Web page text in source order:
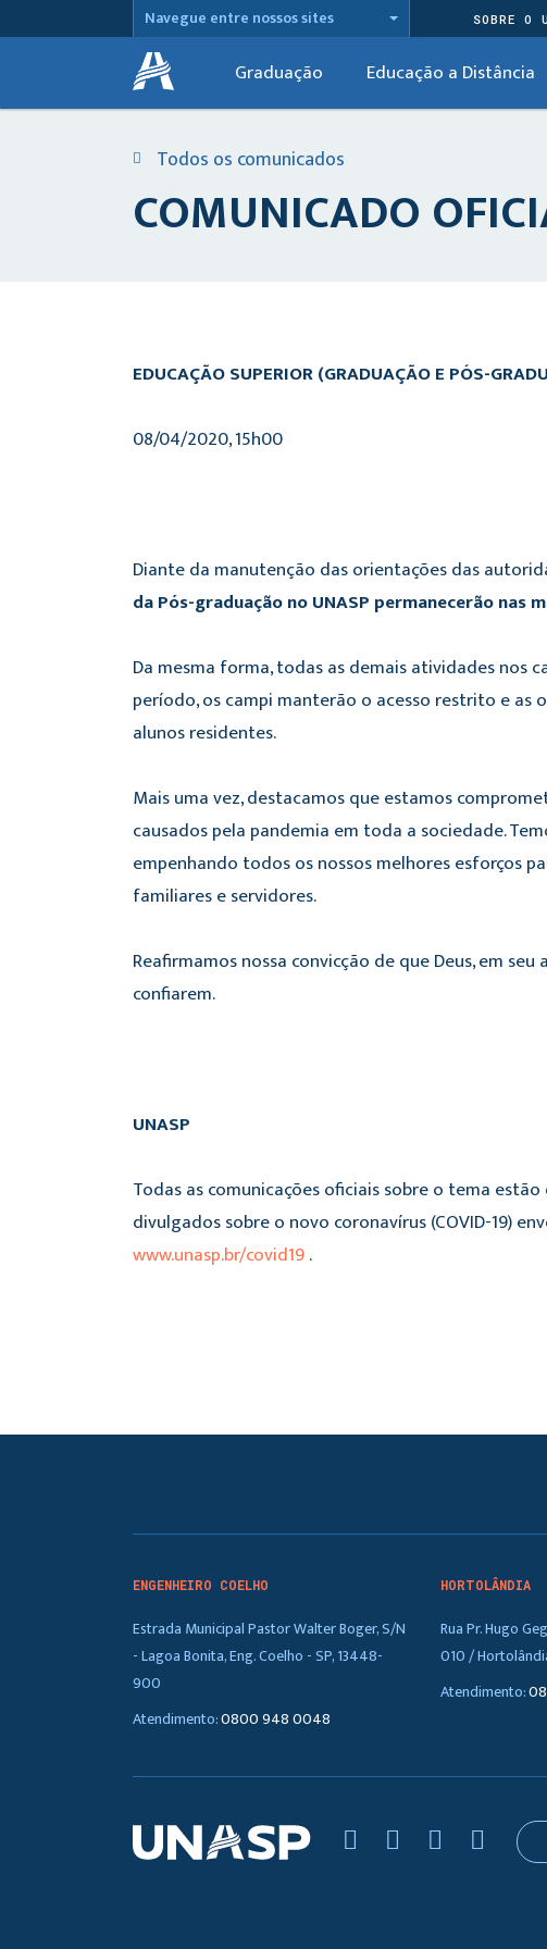
Navegue entre nossos sites SOBRE O
Graduação Educação a Distância
Todos os comunicados
COMUNICADO
EDUCAÇÃO SUPERIOR (GRADUAÇÃO E PÓS-
08/04/2020, 15h00
Diante da manutenção das orientações das
da Pós-graduação no UNASP permanecerão
Da mesma forma, todas as demais atividades nos
período, os campi manterão o acesso restrito e
alunos residentes.
Mais uma vez, destacamos que estamos
causados pela pandemia em toda a sociedade.
empenhando todos os nossos melhores esforços
familiares e servidores.
Reafirmamos nossa convicção de que Deus, em
confiarem.
UNASP
Todas as comunicações oficiais sobre o tema
divulgados sobre o novo coronavírus (COVID-19)
www.unasp.br/covid19.
ENGENHEIRO COELHO
Estrada Municipal Pastor Walter Boger, S/N
- Lagoa Bonita, Eng. Coelho - SP, 13448-
900
Atendimento:0800 948 0048
HORTOLÂNDIA
Rua Pr. Hugo
010 /
Atendimento: